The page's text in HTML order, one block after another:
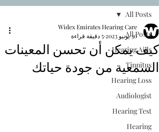
All Posts
Hearing Aids
Tinnitus
Hearing Loss
Audiologist
Hearing Test
Hearing
All Posts
كيف يمكن أن تحسن المعينات
السمعية من جودة حياتك
Widex Emirates Hearing Care
30 يونيو 2023
5 دقيقة قراءة